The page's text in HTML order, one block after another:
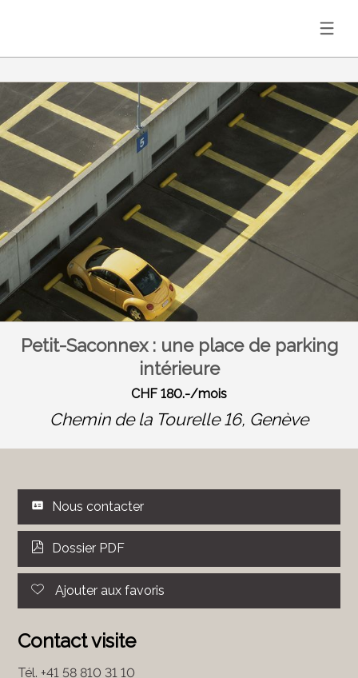
Petit-Saconnex : une place de parking
intérieure
CHF 180.-/mois
Chemin de la Tourelle 16, Genève
Nous contacter
Dossier PDF
Ajouter aux favoris
Contact visite
Tél. +41 58 810 31 10